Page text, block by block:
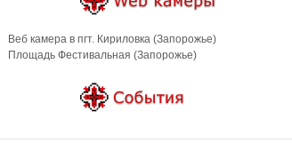
Веб камера в пгт. Кириловка (Запорожье)
Площадь Фестивальная (Запорожье)